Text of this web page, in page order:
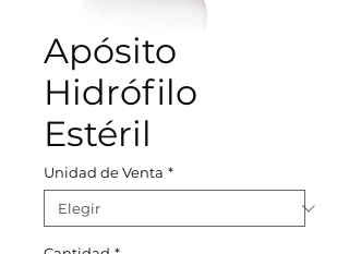
Apósito
Hidrófilo
Estéril
Unidad de Venta *